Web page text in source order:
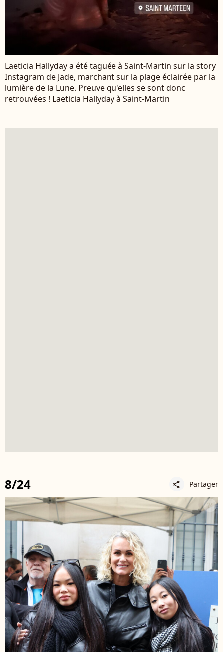
Laeticia Hallyday a été taguée à Saint-Martin sur la story
Instagram de Jade, marchant sur la plage éclairée par la
lumière de la Lune. Preuve qu'elles se sont donc
retrouvées ! Laeticia Hallyday à Saint-Martin
8/24 share Partager